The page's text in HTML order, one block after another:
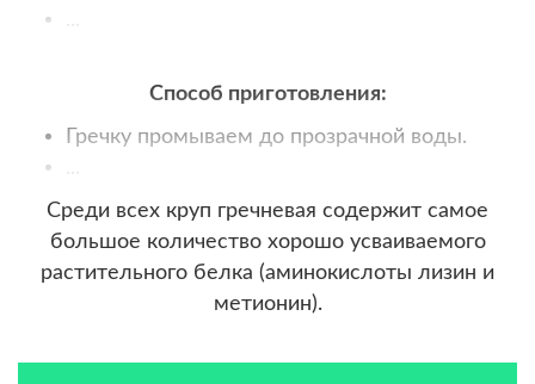
Способ приготовления:
Гречку промываем до прозрачной воды.
Среди всех круп гречневая содержит самое
большое количество хорошо усваиваемого
растительного белка (аминокислоты лизин и
метионин).